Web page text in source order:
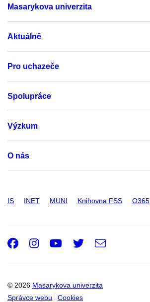
Masarykova univerzita
Aktuálně
Pro uchazeče
Spolupráce
Výzkum
O nás
IS INET MUNI Knihovna FSS O365
© 2026 Masarykova univerzita
Správce webu
Cookies
Facebook
Instagram
Youtube
Twitter
e-